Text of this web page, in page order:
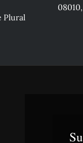
Plural